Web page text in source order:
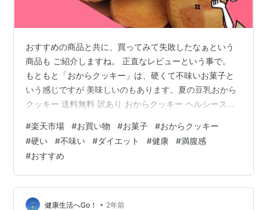
おすすめの商品と共に、買ってみて失敗したなぁという
商品も ご紹介しますね。 正直なレビューという事で。
もともと「おからクッキー」は、硬くて不味いお菓子と
いう感じですが 美味しいのもあります。夏の豆乳おから
クッキー 送料無料 訳あり おからクッキー ヘルシースイ
ボ ビーラボ B.LABO 蒲屋忠兵衛商店 楽天で購入 こちら
のクッキーは、逆に止まらなくなるほど美味しくて ダイ
エットには逆効果でした。 ダイエットにまた、おからク
ッキーを食べたいなぁと思っていた時「サクッ、ほろ食
感」というトップページの紹介にええっ!?おからクッキー
なのにサク…
#楽天市場 #お買い物 #お菓子 #おからクッキー
#硬い #不味い #ダイエット #健康 #満腹感
#おすすめ
健康生活へGo！ • 2年前